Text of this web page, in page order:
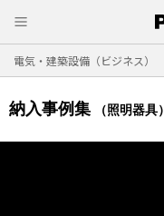
電気・建築設備（ビジネス）
納入事例集 （照明器具）